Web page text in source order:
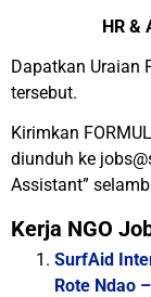
HR &
Dapatkan Uraian
tersebut.
Kirimkan
diunduh ke
Assistant”
Kerja NGO
SurfAid
Rote Ndao